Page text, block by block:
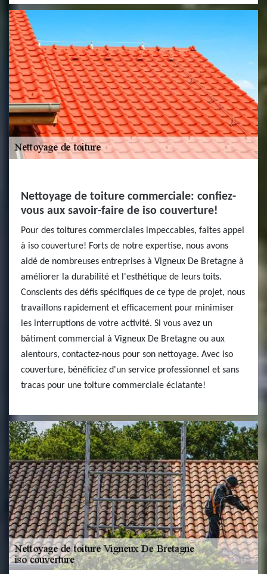
Nettoyage de toiture commerciale: confiez-
vous aux savoir-faire de iso couverture!
Pour des toitures commerciales impeccables, faites appel
à iso couverture! Forts de notre expertise, nous avons
aidé de nombreuses entreprises à Vigneux De Bretagne à
améliorer la durabilité et l'esthétique de leurs toits.
Conscients des défis spécifiques de ce type de projet, nous
travaillons rapidement et efficacement pour minimiser
les interruptions de votre activité. Si vous avez un
bâtiment commercial à Vigneux De Bretagne ou aux
alentours, contactez-nous pour son nettoyage. Avec iso
couverture, bénéficiez d'un service professionnel et sans
tracas pour une toiture commerciale éclatante!